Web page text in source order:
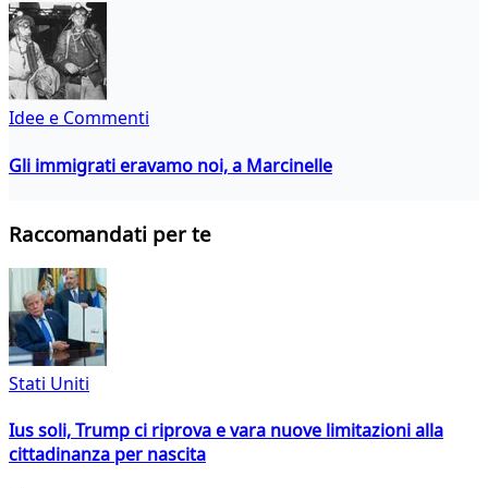
Idee e Commenti
Gli immigrati eravamo noi, a Marcinelle
Raccomandati per te
Stati Uniti
Ius soli, Trump ci riprova e vara nuove limitazioni alla
cittadinanza per nascita